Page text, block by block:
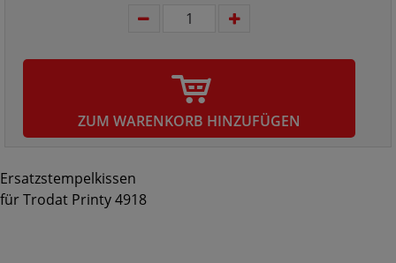
ZUM WARENKORB HINZUFÜGEN
Ersatzstempelkissen
für Trodat Printy 4918